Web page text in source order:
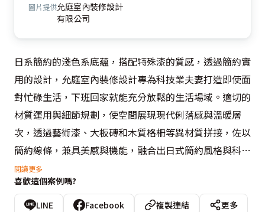
圖片提供允庭室內裝修設計
有限公司
日系簡約的淺色系底蘊，搭配特殊漆的質感，透過簡約實
用的設計，允庭室內裝修設計專為科技業夫妻打造即使面
對忙碌生活，下班回家就能充分放鬆的生活場域。適切的
材質運用與細節規劃，使空間展現現代俐落感與溫暖層
次，透過藝術漆、大板磚和木質格柵等異材質拼接，佐以
簡約線條，兼具美感與機能，融合出日式簡約風格與科技
感的氛圍，滿足屋主的生活需求與品味。
公領域裡，電視牆與沙發背牆採用藝術漆，電視牆展呈大
閱讀更多
喜歡這個案例嗎?
LINE Facebook 複製連結
更多